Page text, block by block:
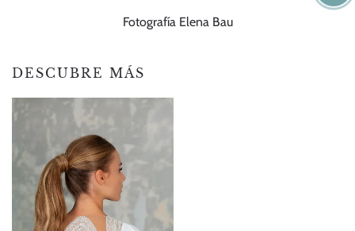
Fotografía Elena Bau
DESCUBRE MÁS